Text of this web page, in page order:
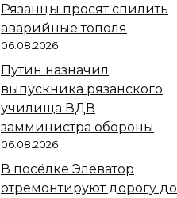
Рязанцы просят спилить
аварийные тополя
06.08.2026
Путин назначил
выпускника рязанского
училища ВДВ
замминистра обороны
06.08.2026
В посёлке Элеватор
отремонтируют дорогу до